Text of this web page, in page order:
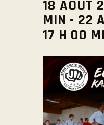
18 AOÛT
MIN - 22
17 H 00